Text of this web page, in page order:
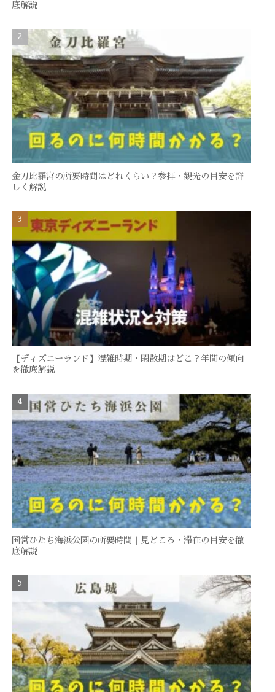
底解説
金刀比羅宮の所要時間はどれくらい？参拝・観光の目安を詳
しく解説
【ディズニーランド】混雑時期・閑散期はどこ？年間の傾向
を徹底解説
国営ひたち海浜公園の所要時間｜見どころ・滞在の目安を徹
底解説